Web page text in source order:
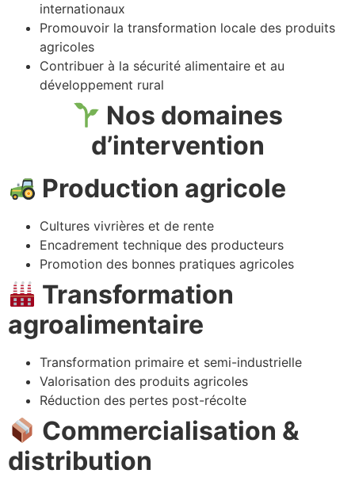
internationaux
Promouvoir la transformation locale des produits
agricoles
Contribuer à la sécurité alimentaire et au
développement rural
Nos domaines
d’intervention
Production agricole
Cultures vivrières et de rente
Encadrement technique des producteurs
Promotion des bonnes pratiques agricoles
Transformation
agroalimentaire
Transformation primaire et semi-industrielle
Valorisation des produits agricoles
Réduction des pertes post-récolte
Commercialisation &
distribution